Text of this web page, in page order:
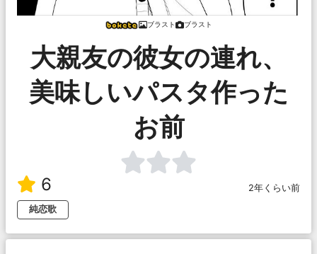
ブラスト ブラスト
大親友の彼女の連れ、
美味しいパスタ作った
お前
6
2年くらい前
純恋歌